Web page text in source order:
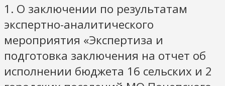
1. О заключении по результатам
экспертно-аналитического
мероприятия «Экспертиза и
подготовка заключения на отчет об
исполнении бюджета 16 сельских и 2